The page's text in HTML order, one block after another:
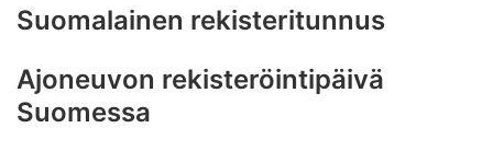
Suomalainen rekisteritunnus
Ajoneuvon rekisteröintipäivä
Suomessa